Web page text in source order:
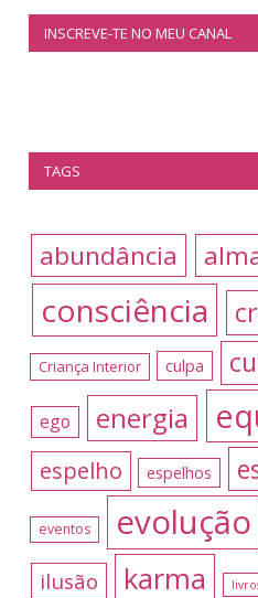
INSCREVE-TE NO MEU CANAL
TAGS
abundância
consciência
Criança Interior culpa
ego energia
espelho espelhos
eventos evolução
ilusão karma